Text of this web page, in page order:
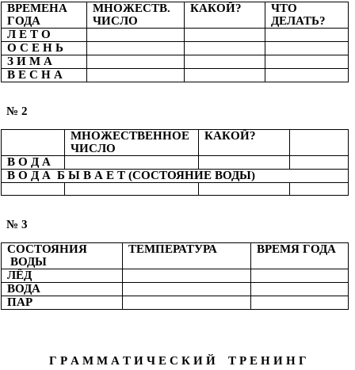
ВРЕМЕНА
ГОДА
МНОЖЕСТВ.
ЧИСЛО
КАКОЙ?
ЧТО
ДЕЛАТЬ?
Л Е Т О
О С Е Н Ь
З И М А
В Е С Н А
№ 2
МНОЖЕСТВЕННОЕ
ЧИСЛО
КАКОЙ?
В О Д А
В О Д А Б Ы В А Е Т (СОСТОЯНИЕ ВОДЫ)
№ 3
СОСТОЯНИЯ
ВОДЫ
ТЕМПЕРАТУРА ВРЕМЯ ГОДА
ЛЁД
ВОДА
ПАР
Г Р А М М А Т И Ч Е С К И Й Т Р Е Н И Н Г